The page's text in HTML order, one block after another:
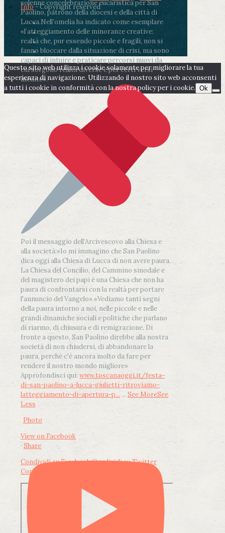
solenne concelebrazione eucaristica per San
Paolino, patrono della diocesi e della città di
Lucca.Nell’omelia ha indicato come esemplare
«l’atteggiamento delle minoranze creative:
realtà che, pur essendo piccole e fragili, non si
fanno bloccare dalla situazione di crisi, ma sono
capaci di intuire e praticare percorsi nuovi da
cui sorgono realtà diverse e per certi versi
inedite».
Poi il messaggio dell’Arcivescovo alla Chiesa e
alla società:«Io mi immagino che San Paolino
dica oggi alla Chiesa di Lucca di non avere paura.
La Chiesa del Concilio, del Cammino sinodale e
del magistero dei papi è una Chiesa che non ha
paura di confrontarsi con la realtà per portare
l'annuncio del Vangelo».«Vediamo tanti segni
della paura intorno a noi, nelle piccole e nelle
grandi dinamiche sociali e politiche che parlano
di riarmo, di chiusura e di remigrazione. Di
fronte a questo, San Paolino direbbe alla nostra
società di non chiudersi, di abbandonare la
paura, perché c'è ancora molto da fare per
rendere il nostro mondo migliore»
Approfondisci qui: www.toscanaoggi.it/festa-
di-san-paolino-a-lucca-giulietti-ritroviamo-
latteggiamento-di-apertura-p... ... See MoreSee
Less
Photo
View on Facebook
· Share
Condividi su FacebookCondividi su Twitter
Condividi su LinkedIn
Info- Copyright reserved
Questo sito web utilizza i cookie solamente per migliorare la tua
esperienza di navigazione. Utilizzando il nostro sito web acconsenti
a tutti i cookie in conformità con la nostra policy per i cookie. Ok